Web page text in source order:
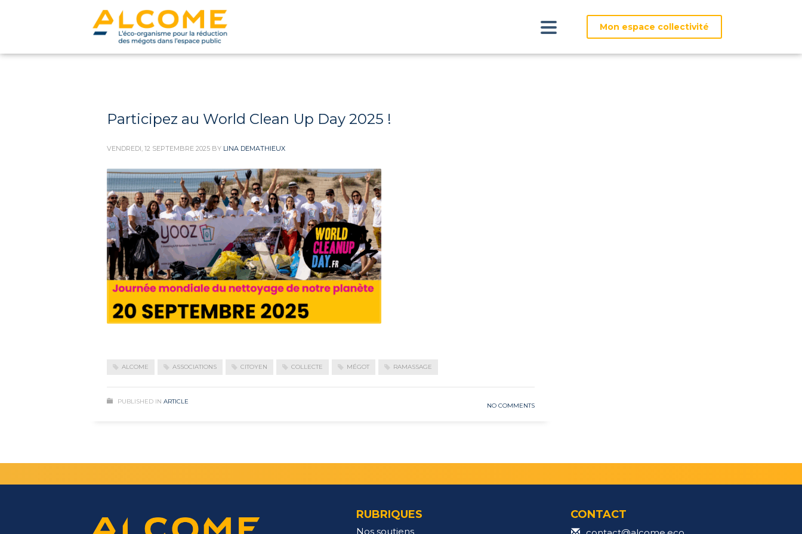
Mon espace collectivité
Participez au World Clean Up Day 2025 !
VENDREDI, 12 SEPTEMBRE 2025 BY LINA DEMATHIEUX
ALCOME ASSOCIATIONS CITOYEN COLLECTE MÉGOT RAMASSAGE
PUBLISHED IN ARTICLE
NO COMMENTS
RUBRIQUES
Nos soutiens
CONTACT